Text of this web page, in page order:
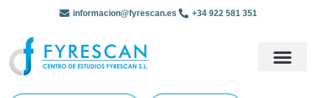
informacion@fyrescan.es +34 922 581 351